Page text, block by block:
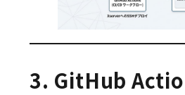
3. GitHub